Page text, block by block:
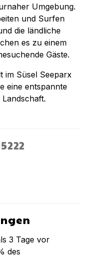
Umgebung.
und Surfen
die ländliche
es zu einem
Gäste.
im Süsel Seeparx
eine entspannte
3 Tage vor
des